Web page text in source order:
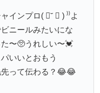
インプロ( ॑˘ ॑ ) ⁾⁾よ
ニールみたいにな
〜🥺うれしい〜💓
いいとおもう
って伝わる？😂😂